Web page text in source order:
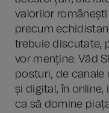
valorilor românești
precum
trebuie discutate,
vor menține. Văd
posturi, de canale
și digital, în online,
ca să domine